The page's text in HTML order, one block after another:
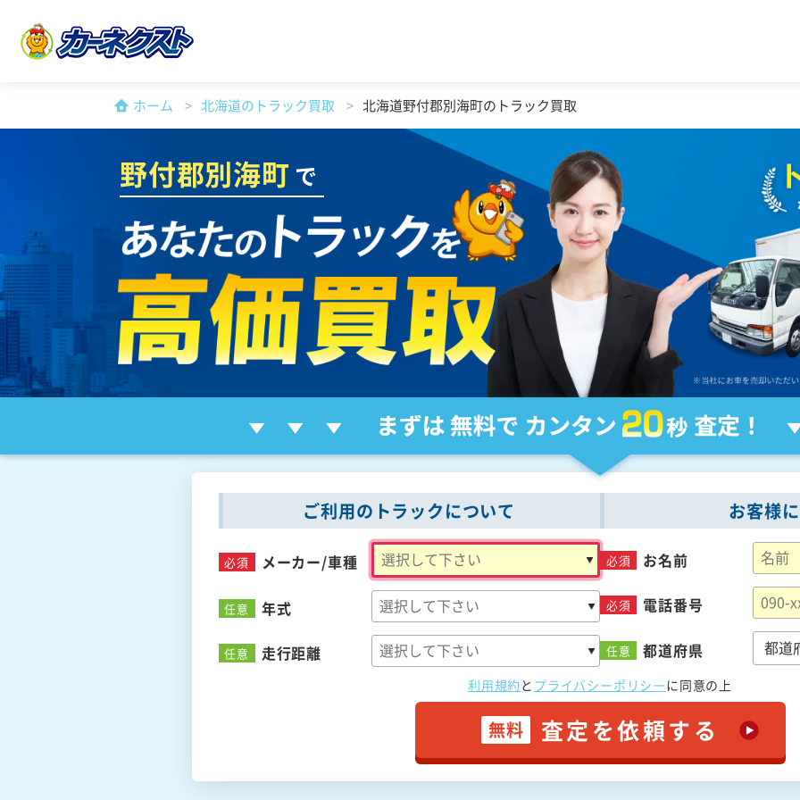
ホーム 北海道のトラック買取 北海道野付郡別海町のトラック買取
野付郡別海町 で
ご利用のトラックについて
必須 メーカー/車種
任意 年式
任意 走行距離
お客様
必須 お名前
必須 電話番号
任意 都道府県
利用規約 と プライバシーポリシーに同意の上
無料 査定を依頼する